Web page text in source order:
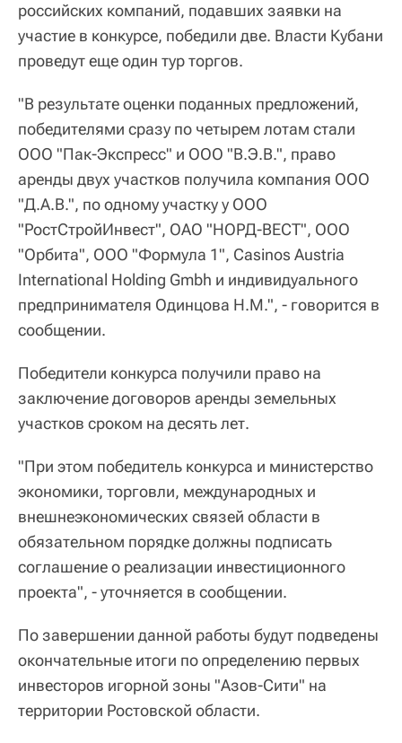
российских компаний, подавших заявки на
участие в конкурсе, победили две. Власти Кубани
проведут еще один тур торгов.
"В результате оценки поданных предложений,
победителями сразу по четырем лотам стали
ООО "Пак-Экспресс" и ООО "В.Э.В.", право
аренды двух участков получила компания ООО
"Д.А.В.", по одному участку у ООО
"РостСтройИнвест", ОАО "НОРД-ВЕСТ", ООО
"Орбита", ООО "Формула 1", Casinos Austria
International Holding Gmbh и индивидуального
предпринимателя Одинцова Н.М.", - говорится в
сообщении.
Победители конкурса получили право на
заключение договоров аренды земельных
участков сроком на десять лет.
"При этом победитель конкурса и министерство
экономики, торговли, международных и
внешнеэкономических связей области в
обязательном порядке должны подписать
соглашение о реализации инвестиционного
проекта", - уточняется в сообщении.
По завершении данной работы будут подведены
окончательные итоги по определению первых
инвесторов игорной зоны "Азов-Сити" на
территории Ростовской области.